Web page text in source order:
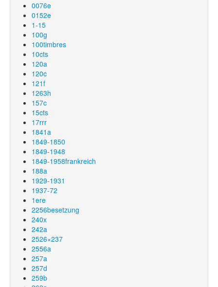
0076e
0152e
1-15
100g
100timbres
10cts
120a
120c
121f
1263h
157c
15cts
17rrr
1841a
1849-1850
1849-1948
1849-1958frankreich
188a
1929-1931
1937-72
1ere
2256besetzung
240x
242a
2526×237
2556a
257a
257d
259b